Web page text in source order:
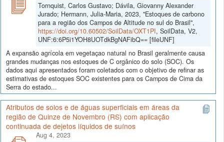
Tornquist, Carlos Gustavo; Dávila, Giovanny Alexander
Jurado; Hermann, Julia-Maria, 2023, "Estoques de carbono
para a região dos Campos de Altitude no sul do Brasil",
https://doi.org/10.60502/SoilData/OXT1PI, SoilData, V2,
UNF:6:6P5i1YOH8UOTdkBgNAFibQ== [fileUNF]
A expansão agrícola em vegetaçao natural no Brasil geralmente causa
grandes mudanças nos estoques de C orgânico do solo (SOC). Os
dados aqui apresentados foram coletados com o objetivo de refinar as
estimativas de estoques SOC existentes para os Campos de Cima da
Serra do estado...
Atributos de solos e de águas superficiais em áreas da
região de Quinze de Novembro (RS) com aplicação
continuada de dejetos líquidos de suínos
Aug 4, 2023